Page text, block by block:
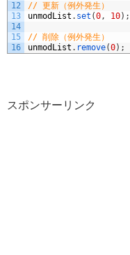
12
13
14
15
16
// 更新（例外発生）
unmodList . set (0, 10) ;
// 削除（例外発生）
unmodList . remove(0) ;
スポンサーリンク